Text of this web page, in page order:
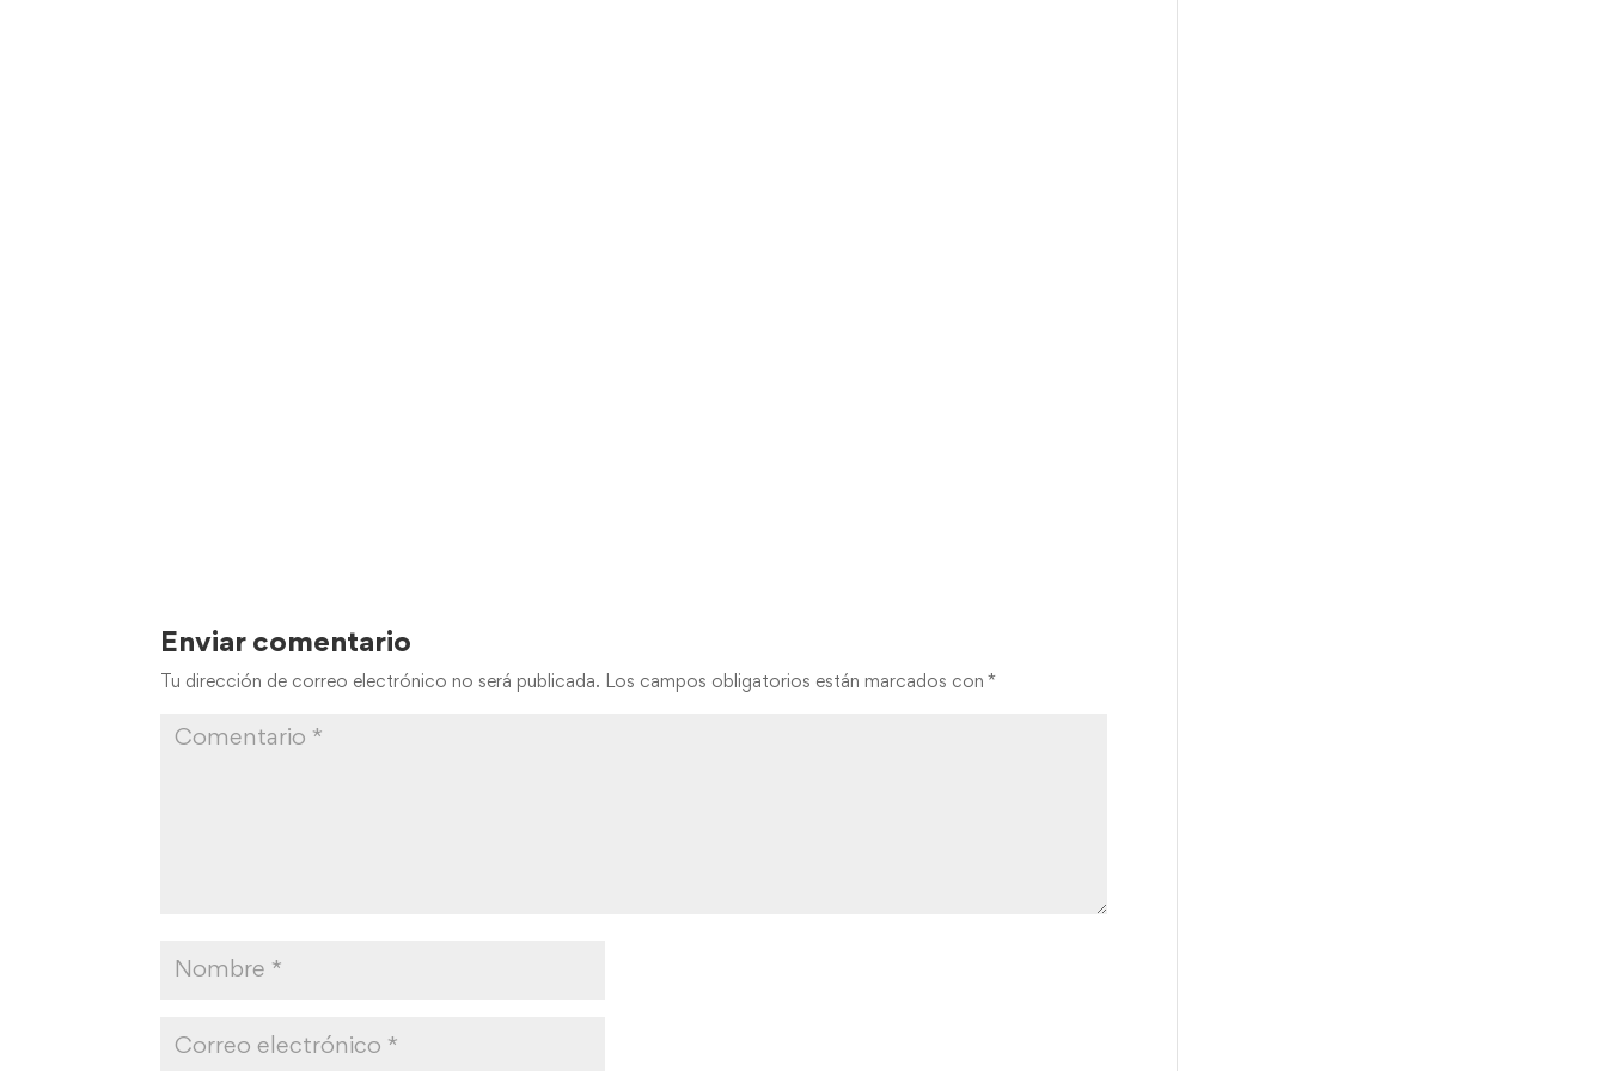
Enviar comentario
Tu dirección de correo electrónico no será publicada. Los campos obligatorios están marcados con *